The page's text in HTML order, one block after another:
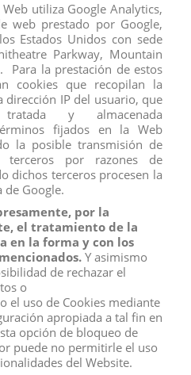
COCHES HOT WHEELS, CAJA DE 72
UNIDADES
View
utiliza Google Analytics,
web prestado por Google,
Estados Unidos con sede
Parkway, Mountain
Para la prestación de estos
cookies que recopilan la
IP del usuario, que
y almacenada
fijados en la Web
la posible transmisión de
terceros por razones de
dichos terceros procesen la
Google.
por la
el tratamiento de la
en la forma y con los
Y asimismo
de rechazar el
o
el uso de Cookies mediante
apropiada a tal fin en
opción de bloqueo de
puede no permitirle el uso
del Website.